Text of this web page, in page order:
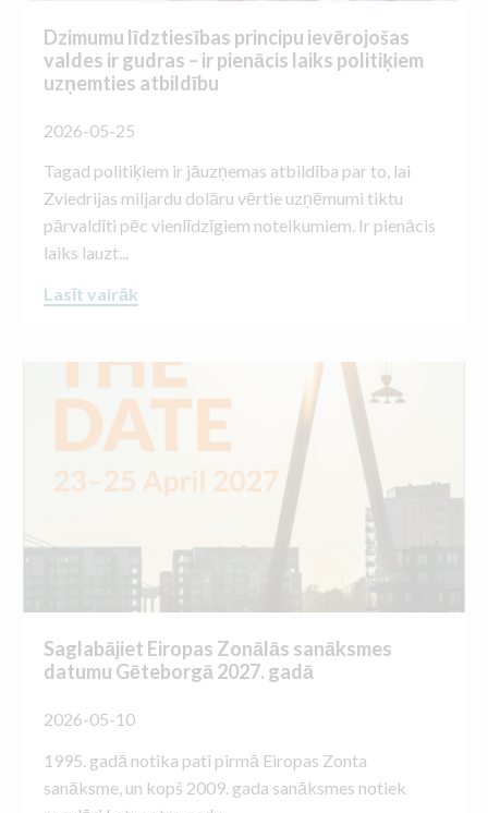
Dzimumu līdztiesības principu ievērojošas
valdes ir gudras – ir pienācis laiks politiķiem
uzņemties atbildību
2026-05-25
Tagad politiķiem ir jāuzņemas atbildība par to, lai
Zviedrijas miljardu dolāru vērtie uzņēmumi tiktu
pārvaldīti pēc vienlīdzīgiem noteikumiem. Ir pienācis
laiks lauzt...
Lasīt vairāk
Saglabājiet Eiropas Zonālās sanāksmes
datumu Gēteborgā 2027. gadā
2026-05-10
1995. gadā notika pati pirmā Eiropas Zonta
sanāksme, un kopš 2009. gada sanāksmes notiek